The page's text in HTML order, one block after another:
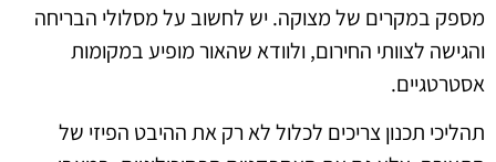
מספק במקרים של מצוקה. יש לחשוב על מסלולי הבריחה
והגישה לצוותי החירום, ולוודא שהאור מופיע במקומות
אסטרטגיים.
תהליכי תכנון צריכים לכלול לא רק את ההיבט הפיזי של